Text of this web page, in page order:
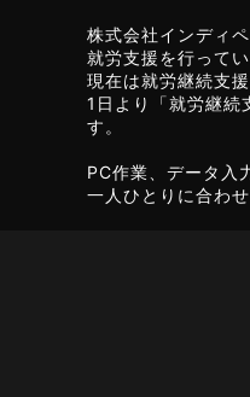
株式会社インディ
就労支援を行ってい
現在は就労継続支
1日より「就労継続
す。
PC作業、データ入
一人ひとりに合わ